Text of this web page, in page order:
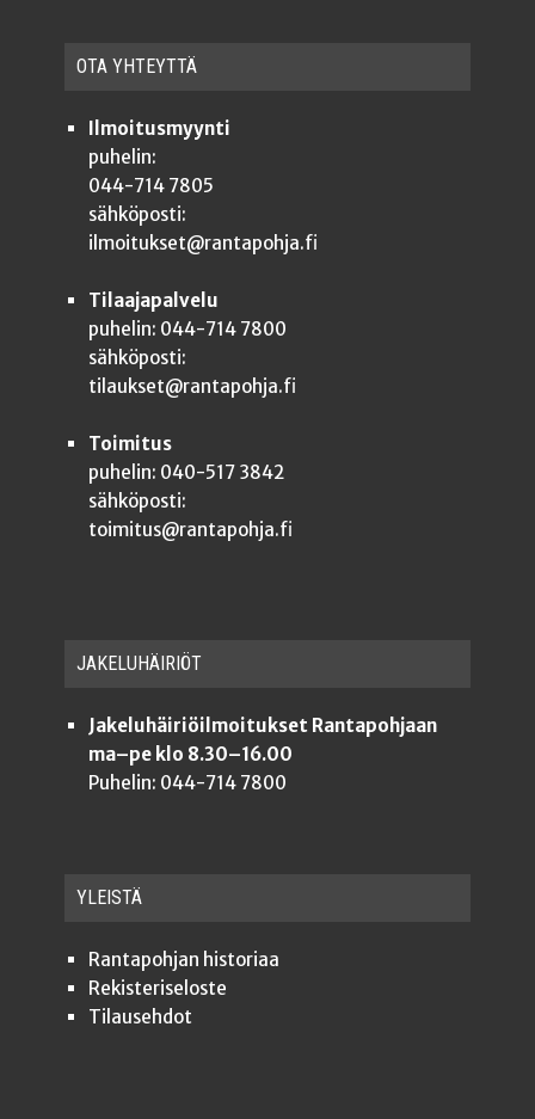
OTA YHTEYT­TÄ
Ilmoitusmyynti
puhelin:
044-714 7805
sähköposti:
ilmoitukset@rantapohja.fi
Tilaajapalvelu
puhelin: 044-714 7800
sähköposti:
tilaukset@rantapohja.fi
Toimitus
puhelin: 040-517 3842
sähköposti:
toimitus@rantapohja.fi
JAKE­LU­HÄI­RIÖT
Jakeluhäiriöilmoitukset Rantapohjaan
ma–pe klo 8.30–16.00
Puhelin: 044-714 7800
YLEISTÄ
Ran­ta­poh­jan historiaa
Rekis­te­ri­se­los­te
Tilauseh­dot